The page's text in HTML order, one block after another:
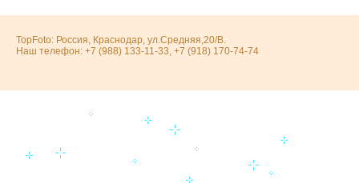
TopFoto: Россия, Краснодар, ул.Средняя,20/В.
Наш телефон: +7 (988) 133-11-33, +7 (918) 170-74-74